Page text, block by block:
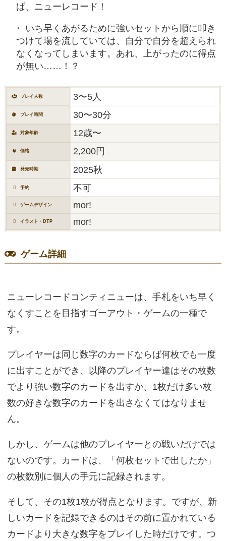
ば、ニューレコード！
いち早くあがるために強いセットから順に叩き
つけて場を流していては、自分で自分を超えられ
なくなってしまいます。あれ、上がったのに得点
が無い……！？
プレイ人数 3〜5人
プレイ時間 30〜30分
対象年齢 12歳〜
価格 2,200円
発売時期 2025秋
予約 不可
ゲームデザイン mor!
イラスト・DTP mor!
ゲーム詳細
ニューレコードコンティニューは、手札をいち早く
なくすことを目指すゴーアウト・ゲームの一種で
す。
プレイヤーは同じ数字のカードならば何枚でも一度
に出すことができ、以降のプレイヤー達はその枚数
でより強い数字のカードを出すか、1枚だけ多い枚
数の好きな数字のカードを出さなくてはなりませ
ん。
しかし、ゲームは他のプレイヤーとの戦いだけでは
ないのです。カードは、「何枚セットで出したか」
の枚数別に個人の手元に記録されます。
そして、その1枚1枚が得点となります。ですが、新
しいカードを記録できるのはその前に置かれている
カードより大きな数字をプレイした時だけです。つ